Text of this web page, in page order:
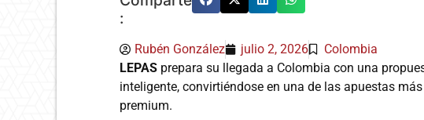
:
Rubén González julio 2, 2026
Colombia
LEPAS prepara su llegada a Colombia con una
inteligente, convirtiéndose en una de las apuestas
premium.